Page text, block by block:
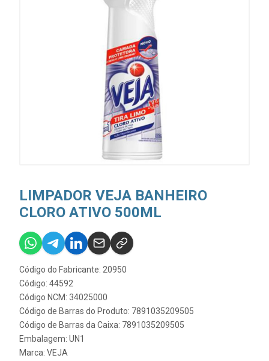
LIMPADOR VEJA BANHEIRO
CLORO ATIVO 500ML
Código do Fabricante: 20950
Código: 44592
Código NCM: 34025000
Código de Barras do Produto: 7891035209505
Código de Barras da Caixa: 7891035209505
Embalagem: UN1
Marca: VEJA